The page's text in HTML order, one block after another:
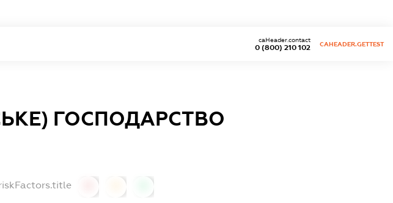
0 (800) 210 102
caHeader.contact
CAHEADER.GETTEST
ГОСПОДАРСТВО